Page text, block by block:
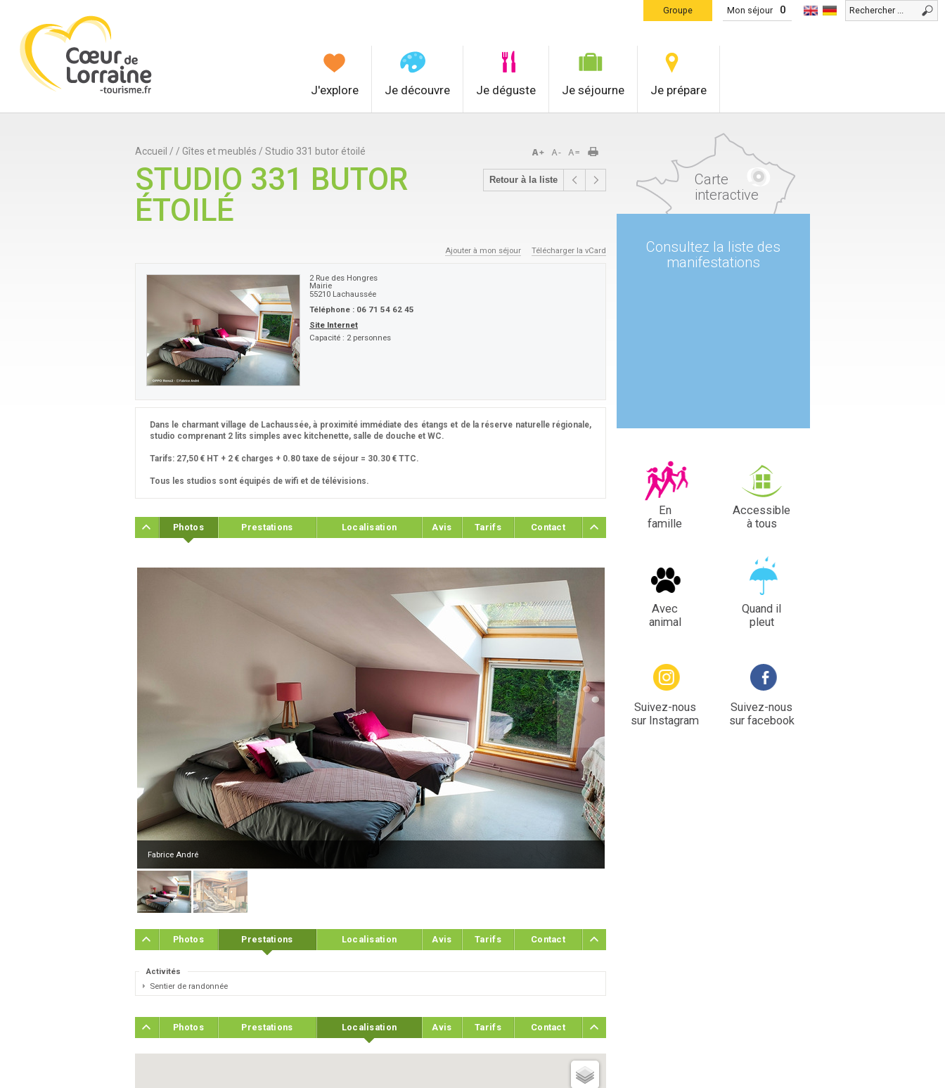
Mon séjour 0
Groupe
J'explore Je découvre Je déguste Je séjourne Je prépare
Accueil / / Gîtes et meublés / Studio 331 butor étoilé
Retour à la liste
STUDIO 331 BUTOR
ÉTOILÉ
Ajouter à mon séjour Télécharger la vCard
2 Rue des Hongres
Mairie
55210 Lachaussée
Téléphone : 06 71 54 62 45
Site Internet
Capacité : 2 personnes
Dans le charmant village de Lachaussée, à proximité immédiate des étangs et de la réserve naturelle régionale,
studio comprenant 2 lits simples avec kitchenette, salle de douche et WC.
Tarifs: 27,50 € HT + 2 € charges + 0.80 taxe de séjour = 30.30 € TTC.
Tous les studios sont équipés de wifi et de télévisions.
Photos Prestations Localisation Avis Tarifs Contact
Fabrice André
Photos Prestations Localisation Avis Tarifs Contact
Activités
Sentier de randonnée
Photos Prestations Localisation Avis Tarifs Contact
Carte
interactive
Consultez la liste des
manifestations
En
famille
Accessible
à tous
Avec
animal
Quand il
pleut
Suivez-nous
sur Instagram
Suivez-nous
sur facebook